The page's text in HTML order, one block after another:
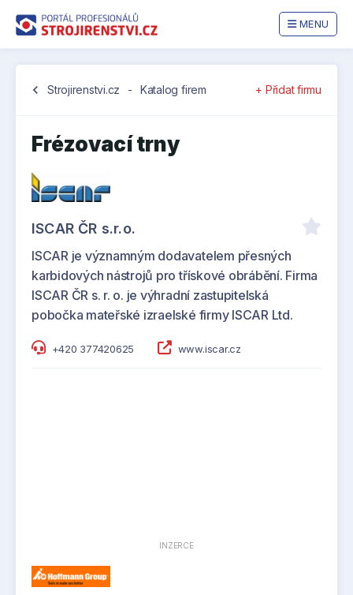
MENU
chevron_left Strojirenstvi.cz - Katalog firem + Přidat firmu
Frézovací trny
ISCAR ČR s.r.o.
ISCAR je významným dodavatelem přesných
karbidových nástrojů pro třískové obrábění. Firma
ISCAR ČR s. r. o. je výhradní zastupitelská
pobočka mateřské izraelské firmy ISCAR Ltd.
+420 377420625 www.iscar.cz
INZERCE